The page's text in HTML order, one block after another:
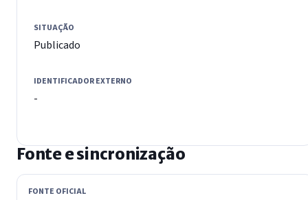
SITUAÇÃO
Publicado
IDENTIFICADOR EXTERNO
-
Fonte e sincronização
FONTE OFICIAL